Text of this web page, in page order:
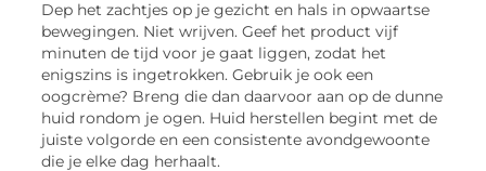
Dep het zachtjes op je gezicht en hals in opwaartse
bewegingen. Niet wrijven. Geef het product vijf
minuten de tijd voor je gaat liggen, zodat het
enigszins is ingetrokken. Gebruik je ook een
oogcrème? Breng die dan daarvoor aan op de dunne
huid rondom je ogen. Huid herstellen begint met de
juiste volgorde en een consistente avondgewoonte
die je elke dag herhaalt.